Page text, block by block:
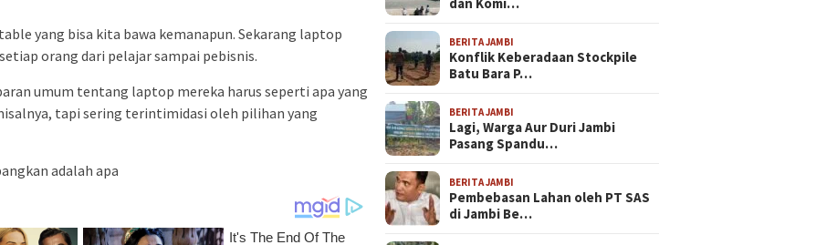
yang bisa kita bawa kemanapun. Sekarang laptop
orang dari pelajar sampai pebisnis.
umum tentang laptop mereka harus seperti apa yang
tapi sering terintimidasi oleh pilihan yang
adalah apa
BERITA JAMBI
Konflik Keberadaan Stockpile
Batu Bara P…
BERITA JAMBI
Lagi, Warga Aur Duri Jambi
Pasang Spandu…
BERITA JAMBI
Pembebasan Lahan oleh PT SAS
di Jambi Be…